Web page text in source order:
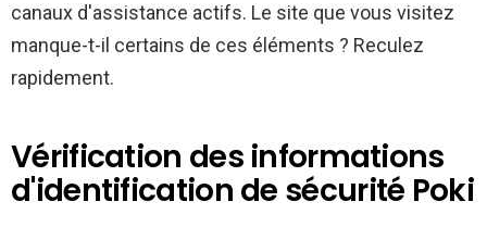
canaux d'assistance actifs. Le site que vous visitez
manque-t-il certains de ces éléments ? Reculez
rapidement.
Vérification des informations
d'identification de sécurité Poki